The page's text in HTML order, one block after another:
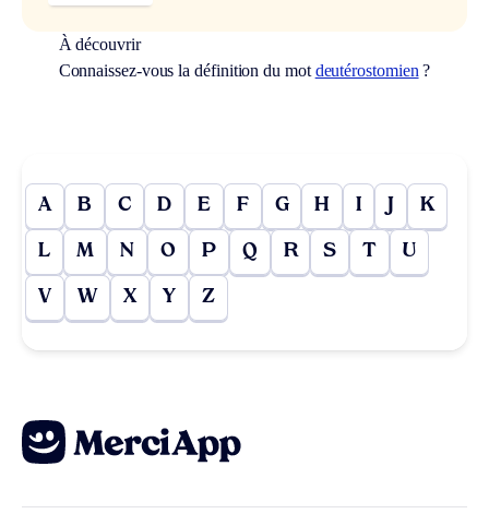
À découvrir
Connaissez-vous la définition du mot deutérostomien ?
A B C D E F G H I J K
L M N O P Q R S T U
V W X Y Z